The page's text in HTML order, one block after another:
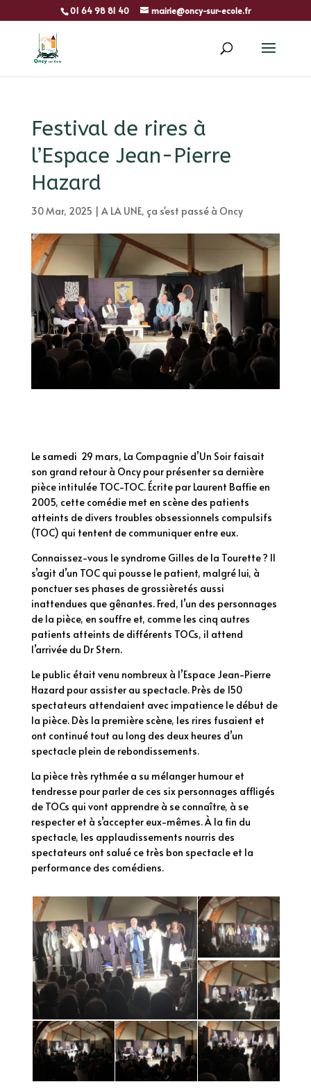
01 64 98 81 40 mairie@oncy-sur-ecole.fr
Festival de rires à
l’Espace Jean-Pierre
Hazard
30 Mar, 2025 | A LA UNE, ça s'est passé à Oncy
Le samedi 29 mars, La Compagnie d’Un Soir faisait
son grand retour à Oncy pour présenter sa dernière
pièce intitulée TOC-TOC. Écrite par Laurent Baffie en
2005, cette comédie met en scène des patients
atteints de divers troubles obsessionnels compulsifs
(TOC) qui tentent de communiquer entre eux.
Connaissez-vous le syndrome Gilles de la Tourette ? Il
s’agit d’un TOC qui pousse le patient, malgré lui, à
ponctuer ses phases de grossièretés aussi
inattendues que gênantes. Fred, l’un des personnages
de la pièce, en souffre et, comme les cinq autres
patients atteints de différents TOCs, il attend
l’arrivée du Dr Stern.
Le public était venu nombreux à l’Espace Jean-Pierre
Hazard pour assister au spectacle. Près de 150
spectateurs attendaient avec impatience le début de
la pièce. Dès la première scène, les rires fusaient et
ont continué tout au long des deux heures d’un
spectacle plein de rebondissements.
La pièce très rythmée a su mélanger humour et
tendresse pour parler de ces six personnages affligés
de TOCs qui vont apprendre à se connaître, à se
respecter et à s’accepter eux-mêmes. À la fin du
spectacle, les applaudissements nourris des
spectateurs ont salué ce très bon spectacle et la
performance des comédiens.